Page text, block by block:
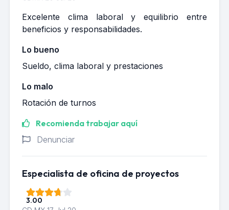
Excelente clima laboral y equilibrio entre
beneficios y responsabilidades.
Lo bueno
Sueldo, clima laboral y prestaciones
Lo malo
Rotación de turnos
Recomienda trabajar aquí
Denunciar
Especialista de oficina de proyectos
3.00